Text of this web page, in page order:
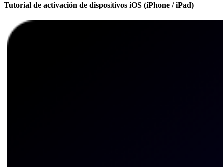
Tutorial de activación de dispositivos iOS (iPhone / iPad)